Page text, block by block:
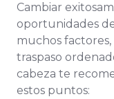
Cambiar
oportunidades
muchos
traspaso
cabeza te
estos puntos: